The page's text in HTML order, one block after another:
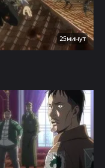
25минут